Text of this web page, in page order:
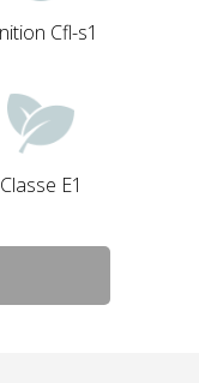
Cfl-s1
Classe E1